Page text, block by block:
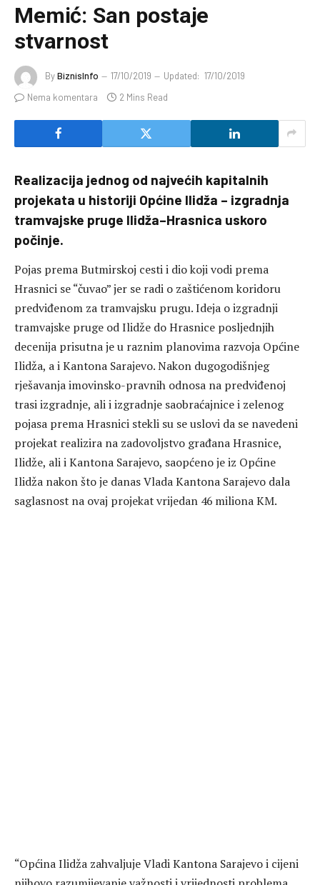
Memić: San postaje
stvarnost
ByBiznisInfo 17/10/2019 Updated: 17/10/2019
Nema komentara
2 Mins Read
Realizacija jednog od najvećih kapitalnih
projekata u historiji Općine Ilidža – izgradnja
tramvajske pruge Ilidža–Hrasnica uskoro
počinje.
Pojas prema Butmirskoj cesti i dio koji vodi prema
Hrasnici se “čuvao” jer se radi o zaštićenom koridoru
predviđenom za tramvajsku prugu. Ideja o izgradnji
tramvajske pruge od Ilidže do Hrasnice posljednjih
decenija prisutna je u raznim planovima razvoja Općine
Ilidža, a i Kantona Sarajevo. Nakon dugogodišnjeg
rješavanja imovinsko-pravnih odnosa na predviđenoj
trasi izgradnje, ali i izgradnje saobraćajnice i zelenog
pojasa prema Hrasnici stekli su se uslovi da se navedeni
projekat realizira na zadovoljstvo građana Hrasnice,
Ilidže, ali i Kantona Sarajevo, saopćeno je iz Općine
Ilidža nakon što je danas Vlada Kantona Sarajevo dala
saglasnost na ovaj projekat vrijedan 46 miliona KM.
“Općina Ilidža zahvaljuje Vladi Kantona Sarajevo i cijeni